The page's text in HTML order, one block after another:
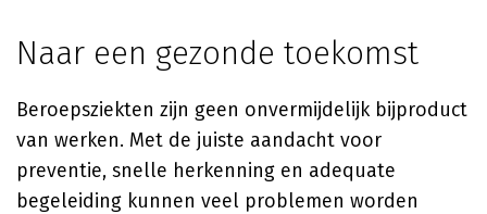
Naar een gezonde toekomst
Beroepsziekten zijn geen onvermijdelijk bijproduct
van werken. Met de juiste aandacht voor
preventie, snelle herkenning en adequate
begeleiding kunnen veel problemen worden